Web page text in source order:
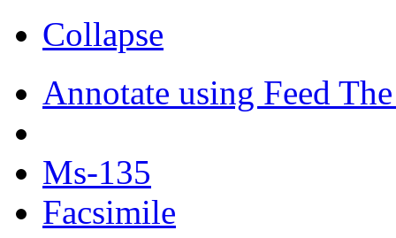
Collapse
Annotate using Feed
Ms-135
Facsimile